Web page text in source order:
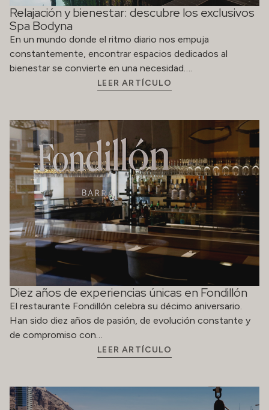
Relajación y bienestar: descubre los exclusivos
Spa Bodyna
En un mundo donde el ritmo diario nos empuja
constantemente, encontrar espacios dedicados al
bienestar se convierte en una necesidad….
LEER ARTÍCULO
Diez años de experiencias únicas en Fondillón
El restaurante Fondillón celebra su décimo aniversario.
Han sido diez años de pasión, de evolución constante y
de compromiso con…
LEER ARTÍCULO